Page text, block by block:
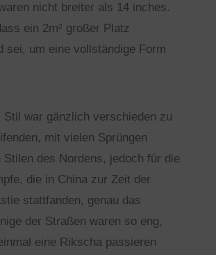
nicht breiter als 14 inches.
ein 2m² großer Platz
sei, um eine vollständige Form
Stil war gänzlich verschieden zu
mit vielen Sprüngen
Stilen des Nordens, jedoch für die
die in China zur Zeit der
stattfanden, genau das
der Straßen waren so eng,
eine Rikscha passieren